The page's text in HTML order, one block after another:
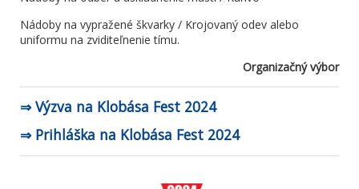
Nádoby na vypražené škvarky / Krojovaný odev alebo
uniformu na zviditeľnenie tímu.
Organizačný výbor
⇒ Výzva na Klobása Fest 2024
⇒ Prihláška na Klobása Fest 2024